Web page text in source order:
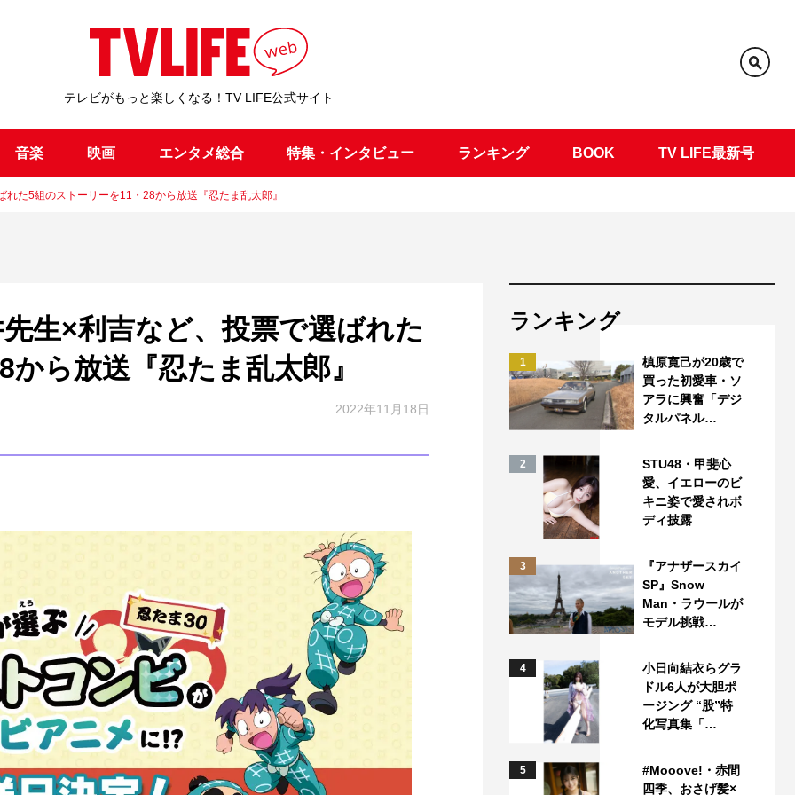
テレビがもっと楽しくなる！TV LIFE公式サイト
音楽 映画 エンタメ総合 特集・インタビュー ランキング BOOK TV LIFE最新号
た5組のストーリーを11・28から放送『忍たま乱太郎』
生×利吉など、投票で選ばれた
ら放送『忍たま乱太郎』
2022年11月18日
ランキング
1
槙原寛己が20歳で
買った初愛車・ソ
アラに興奮「デジ
タルパネル…
2
STU48・甲斐心
愛、イエローのビ
キニ姿で愛されボ
ディ披露
3
『アナザースカイ
SP』Snow
Man・ラウールが
モデル挑戦…
4
小日向結衣らグラ
ドル6人が大胆ポ
ージング “股”特
化写真集「…
5
#Mooove!・赤間
四季、おさげ髪×